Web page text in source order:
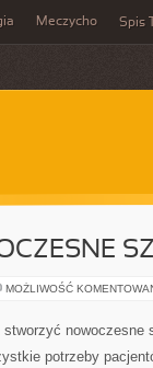
Meczycho Spis
MOŻLIWOŚĆ
stworzyć nowoczesne
potrzeby